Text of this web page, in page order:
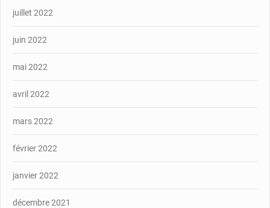
juillet 2022
juin 2022
mai 2022
avril 2022
mars 2022
février 2022
janvier 2022
décembre 2021